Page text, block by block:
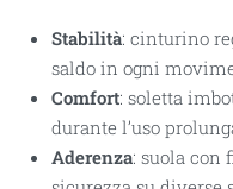
Stabilità: cinturino
saldo in ogni
Comfort: soletta
durante l’uso
Aderenza: suola con